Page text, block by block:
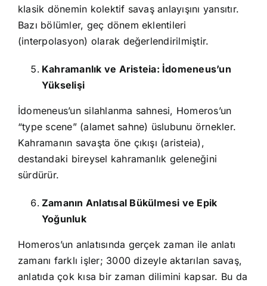
klasik dönemin kolektif savaş anlayışını yansıtır.
Bazı bölümler, geç dönem eklentileri
(interpolasyon) olarak değerlendirilmiştir.
Kahramanlık ve Aristeia: İdomeneus’un
Yükselişi
İdomeneus’un silahlanma sahnesi, Homeros’un
“type scene” (alamet sahne) üslubunu örnekler.
Kahramanın savaşta öne çıkışı (aristeia),
destandaki bireysel kahramanlık geleneğini
sürdürür.
Zamanın Anlatısal Bükülmesi ve Epik
Yoğunluk
Homeros’un anlatısında gerçek zaman ile anlatı
zamanı farklı işler; 3000 dizeyle aktarılan savaş,
anlatıda çok kısa bir zaman dilimini kapsar. Bu da